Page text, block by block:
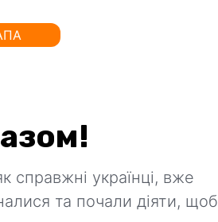
справжні українці, вже
та почали діяти, щоб